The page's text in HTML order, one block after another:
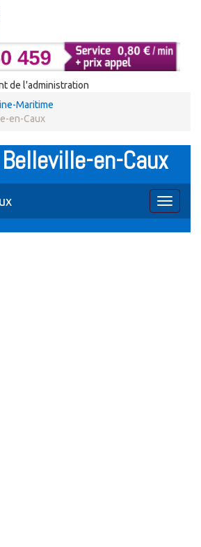
de l'administration
Maritime
en-Caux
en-Caux
Toggle